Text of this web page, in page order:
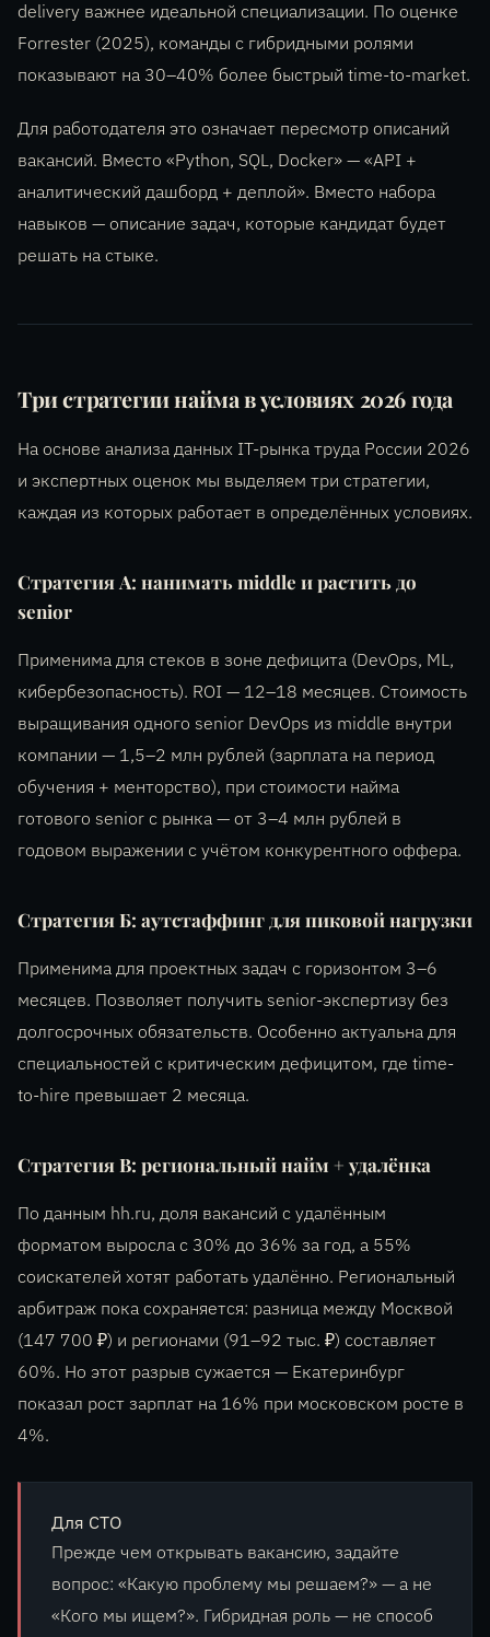
delivery важнее идеальной специализации. По оценке
Forrester (2025), команды с гибридными ролями
показывают на 30–40% более быстрый time-to-market.
Для работодателя это означает пересмотр описаний
вакансий. Вместо «Python, SQL, Docker» — «API +
аналитический дашборд + деплой». Вместо набора
навыков — описание задач, которые кандидат будет
решать на стыке.
Три стратегии найма в условиях 2026 года
На основе анализа данных IT-рынка труда России 2026
и экспертных оценок мы выделяем три стратегии,
каждая из которых работает в определённых условиях.
Стратегия А: нанимать middle и растить до
senior
Применима для стеков в зоне дефицита (DevOps, ML,
кибербезопасность). ROI — 12–18 месяцев. Стоимость
выращивания одного senior DevOps из middle внутри
компании — 1,5–2 млн рублей (зарплата на период
обучения + менторство), при стоимости найма
готового senior с рынка — от 3–4 млн рублей в
годовом выражении с учётом конкурентного оффера.
Стратегия Б: аутстаффинг для пиковой нагрузки
Применима для проектных задач с горизонтом 3–6
месяцев. Позволяет получить senior-экспертизу без
долгосрочных обязательств. Особенно актуальна для
специальностей с критическим дефицитом, где time-
to-hire превышает 2 месяца.
Стратегия В: региональный найм + удалёнка
По данным hh.ru, доля вакансий с удалённым
форматом выросла с 30% до 36% за год, а 55%
соискателей хотят работать удалённо. Региональный
арбитраж пока сохраняется: разница между Москвой
(147 700 ₽) и регионами (91–92 тыс. ₽) составляет
60%. Но этот разрыв сужается — Екатеринбург
показал рост зарплат на 16% при московском росте в
4%.
Для CTO
Прежде чем открывать вакансию, задайте
вопрос: «Какую проблему мы решаем?» — а не
«Кого мы ищем?». Гибридная роль — не способ